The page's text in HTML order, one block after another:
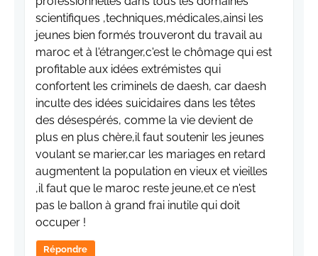
scientifiques ,techniques,médicales,ainsi les
jeunes bien formés trouveront du travail au
maroc et à l'étranger,c'est le chômage qui est
profitable aux idées extrémistes qui
confortent les criminels de daesh, car daesh
inculte des idées suicidaires dans les têtes
des désespérés, comme la vie devient de
plus en plus chère,il faut soutenir les jeunes
voulant se marier,car les mariages en retard
augmentent la population en vieux et vieilles
,il faut que le maroc reste jeune,et ce n'est
pas le ballon à grand frai inutile qui doit
occuper !
Répondre